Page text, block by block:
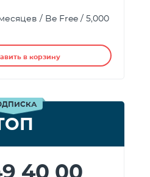
/ Be Free / 5,000
в корзину
40 00